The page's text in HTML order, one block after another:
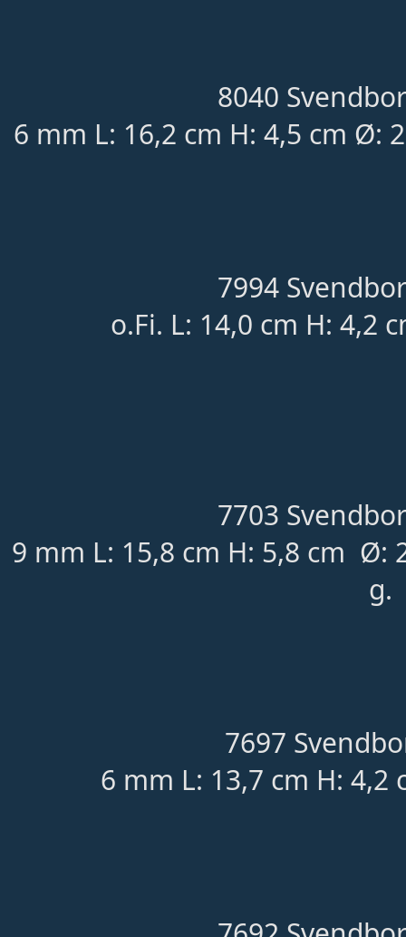
8040
6 mm L: 16,2 cm H: 4,5 cm Ø:
7994
o.Fi. L: 14,0 cm H: 4,2
7703
9 mm L: 15,8 cm H: 5,8 cm Ø:
g.
7697
6 mm L: 13,7 cm H: 4,2